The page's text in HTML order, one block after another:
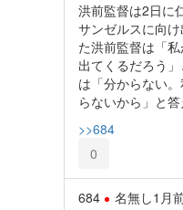
洪前監督は2日に
サンゼルスに向
た洪前監督は「
出てくるだろう
は「分からない
らないから」と答
>>684
0
684 名無し1月